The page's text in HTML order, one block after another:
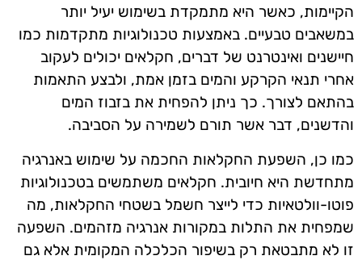
הקיימות, כאשר היא מתמקדת בשימוש יעיל יותר
במשאבים טבעיים. באמצעות טכנולוגיות מתקדמות כמו
חיישנים ואינטרנט של דברים, חקלאים יכולים לעקוב
אחרי תנאי הקרקע והמים בזמן אמת, ולבצע התאמות
בהתאם לצורך. כך ניתן להפחית את בזבוז המים
והדשנים, דבר אשר תורם לשמירה על הסביבה.
כמו כן, השפעת החקלאות החכמה על שימוש באנרגיה
מתחדשת היא חיובית. חקלאים משתמשים בטכנולוגיות
פוטו-וולטאיות כדי לייצר חשמל בשטחי החקלאות, מה
שמפחית את התלות במקורות אנרגיה מזהמים. השפעה
זו לא מתבטאת רק בשיפור הכלכלה המקומית אלא גם